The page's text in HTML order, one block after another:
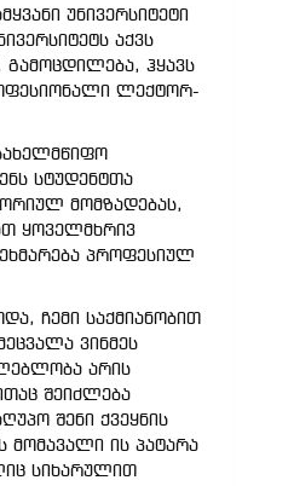
უნივერსიტეტი
აქვს
გამოცდილება, ჰყავს
ლექტორ-
სტუდენტთა
მომზადებას,
ყოველმხრივ
პროფესიულ
ჩემი საქმიანობით
ვინმეს
არის
შეიძლება
შენი ქვეყნის
მომავალი ის პატარა
სიხარულით